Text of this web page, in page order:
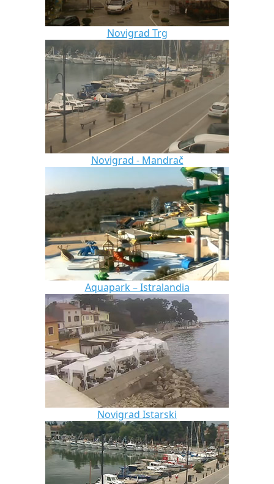
Novigrad Trg
Novigrad - Mandrač
Aquapark – Istralandia
Novigrad Istarski